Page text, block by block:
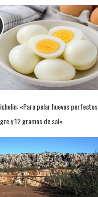
«Para pelar huevos perfectos
y 12 gramos de sal»